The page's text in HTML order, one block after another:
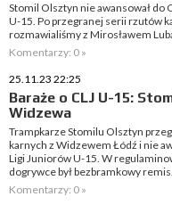
Stomil Olsztyn nie awansował do
U-15. Po przegranej serii rzutów
rozmawialiśmy z Mirosławem
Komentarzy: 0 »
25.11.23 22:25
Baraże o CLJ U-15:
Widzewa
Trampkarze Stomilu Olsztyn
karnych z Widzewem Łódź i nie
Ligi Juniorów U-15. W
dogrywce był bezbramkowy remis.
Komentarzy: 0 »